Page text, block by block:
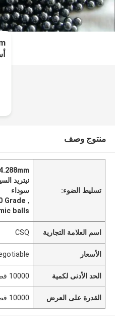
منتوج وصف
تسليط الضوء:
سوداء
,
Grade
balls
اسم العلامة التجارية CSQ
الأسعار
الحد الأدنى لكمية 10000 قطعة
القدرة على العرض 10000 قطعة في 20-30 يوم عمل